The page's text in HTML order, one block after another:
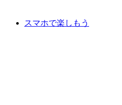
スマホで楽しもう